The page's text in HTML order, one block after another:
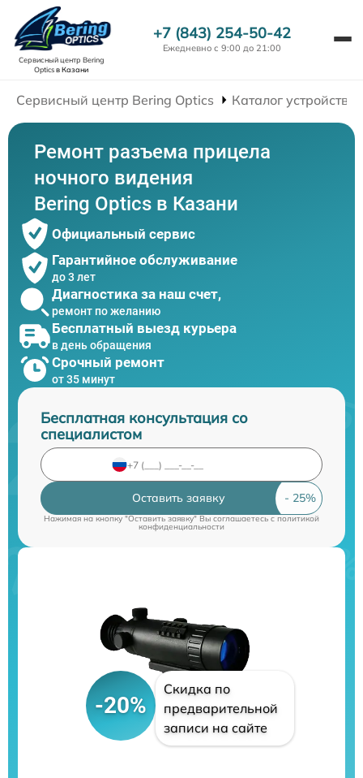
Сервисный центр Bering
Opticsв Казани
+7 (843) 254-50-42
Ежедневно с 9:00 до 21:00
Сервисный центр Bering Optics Каталог устройств
Ремонт разъема прицела
ночного видения
Bering Optics в Казани
Официальный сервис
Гарантийное обслуживание
до 3 лет
Диагностика за наш счет,
ремонт по желанию
Бесплатный выезд курьера
в день обращения
Срочный ремонт
от 35 минут
Бесплатная консультация со
специалистом
Оставить заявку
Нажимая на кнопку "Оставить заявку" Вы соглашаетесь cполитикой
конфиденциальности
-20%
Скидка по
предварительной
записи на сайте